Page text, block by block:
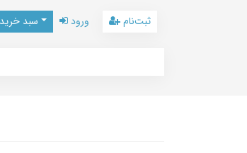
سبد خرید ورود ثبت‌نام